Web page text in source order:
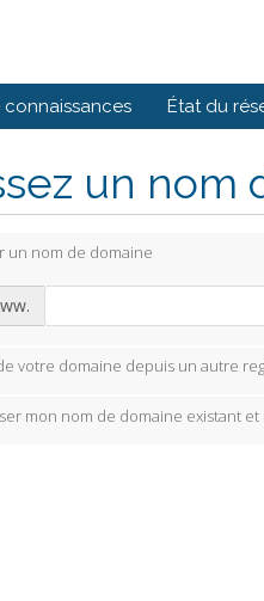
connaissances État du
un nom
un nom de domaine
votre domaine depuis un autre
mon nom de domaine existant